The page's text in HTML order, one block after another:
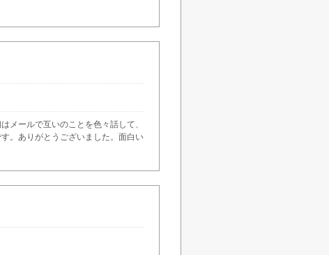
メールで互いのことを色々話して、
。ありがとうございました。面白い